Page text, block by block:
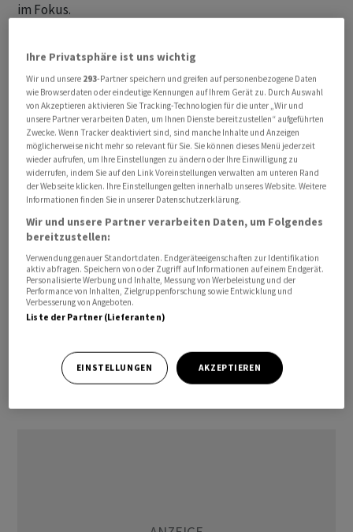
im Fokus.
Gemäss dem AWP-Konsens von fünf Analysten dürfte der
Schokoladenkonzern einen Umsatz der ersten neun
Monate von 9,735 Milliarden Franken nach 10,947
Milliarden Franken in der Vorjahresperiode erzielt
haben. Die Volumen dürften in dieser Periode von 1,6
Millionen Tonnen auf 1,53 Millionen Tonnen gefallen
sein.
Ist der Wendepunkt bei den Volumen erreicht?
Analysten rechnen jedoch damit, dass
im dritten Quartal erstmals seit fast zwei Jahren wieder
organisch wächst. Eine solche Entwicklung wäre ein
wichtiger Meilenstein, nachdem die Absatzmengen in
den vergangenen Quartalen unter den rekordhohen
hatten. Allerdings profitiert das Unternehmen von einer
tiefen Vergleichsbasis: Im Vorjahresquartal waren die
Ihre Privatsphäre ist uns wichtig
Wir und unsere 293-Partner speichern und greifen auf personenbezogene Daten
wie Browserdaten oder eindeutige Kennungen auf Ihrem Gerät zu. Durch Auswahl
von Akzeptieren aktivieren Sie Tracking-Technologien für die unter „Wir und
unsere Partner verarbeiten Daten, um Ihnen Dienste bereitzustellen“ aufgeführten
Zwecke. Wenn Tracker deaktiviert sind, sind manche Inhalte und Anzeigen
möglicherweise nicht mehr so relevant für Sie. Sie können dieses Menü jederzeit
wieder aufrufen, um Ihre Einstellungen zu ändern oder Ihre Einwilligung zu
widerrufen, indem Sie auf den Link Voreinstellungen verwalten am unteren Rand
der Webseite klicken. Ihre Einstellungen gelten innerhalb unseres Website. Weitere
Informationen finden Sie in unserer Datenschutzerklärung.
Wir und unsere Partner verarbeiten Daten, um Folgendes
bereitzustellen:
Verwendung genauer Standortdaten. Endgeräteeigenschaften zur Identifikation
aktiv abfragen. Speichern von oder Zugriff auf Informationen auf einem Endgerät.
Personalisierte Werbung und Inhalte, Messung von Werbeleistung und der
Performance von Inhalten, Zielgruppenforschung sowie Entwicklung und
Verbesserung von Angeboten.
Liste der Partner (Lieferanten)
EINSTELLUNGEN AKZEPTIEREN